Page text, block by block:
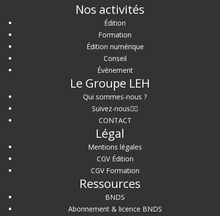
Nos activités
Édition
Formation
Édition numérique
Conseil
Événement
Le Groupe LEH
Qui sommes-nous ?
Suivez-nous
CONTACT
Légal
Mentions légales
CGV Édition
CGV Formation
Ressources
BNDS
Abonnement & licence BNDS